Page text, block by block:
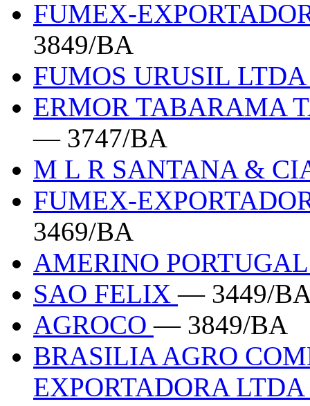
FUMEX-
3849/BA
FUMOS URUSIL
ERMOR TABARAMA
— 3747/BA
M L R SANTANA &
FUMEX-
3469/BA
AMERINO
SAO FELIX— 3449/
AGROCO— 3849/BA
BRASILIA AGRO
EXPORTADORA LTDA